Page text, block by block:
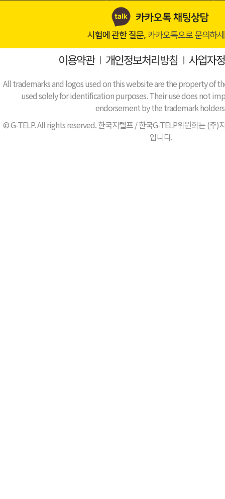
이용약관I 개인정보처리방침 I 사업자
All trademarks and logos used on this website are the property of
used solely for identification purposes. Their use does not
endorsement by the trademark
© G-TELP. All rights reserved. 한국지텔프 / 한국G-TELP위원회는 (주)
입니다.